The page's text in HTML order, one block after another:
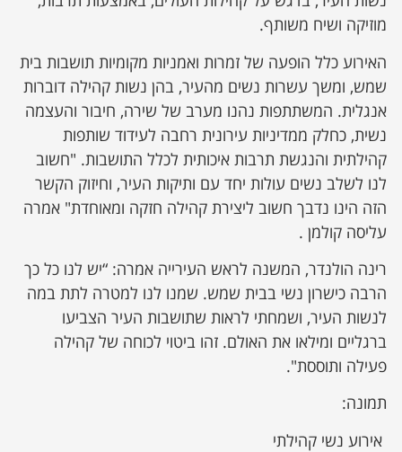
מוזיקה ושיח משותף.
האירוע כלל הופעה של זמרות ואמניות מקומיות תושבות בית
שמש, ומשך עשרות נשים מהעיר, בהן נשות קהילה דוברות
אנגלית. המשתתפות נהנו מערב של שירה, חיבור והעצמה
נשית, כחלק ממדיניות עירונית רחבה לעידוד שותפות
קהילתית והנגשת תרבות איכותית לכלל התושבות. "חשוב
לנו לשלב נשים עולות יחד עם ותיקות העיר, וחיזוק הקשר
הזה הינו נדבך חשוב ליצירת קהילה חזקה ומאוחדת" אמרה
עליסה קולמן .
רינה הולנדר, המשנה לראש העירייה אמרה: “יש לנו כל כך
הרבה כישרון נשי בבית שמש. שמנו לנו למטרה לתת במה
לנשות העיר, ושמחתי לראות שתושבות העיר הצביעו
ברגליים ומילאו את האולם. זהו ביטוי לכוחה של קהילה
פעילה ותוססת".
תמונה:
אירוע נשי קהילתי